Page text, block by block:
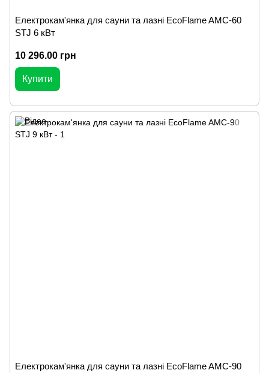
Електрокам'янка для сауни та лазні EcoFlame AMC-60
STJ 6 кВт
10 296.00 грн
Купити
Електрокам'янка для сауни та лазні EcoFlame AMC-90